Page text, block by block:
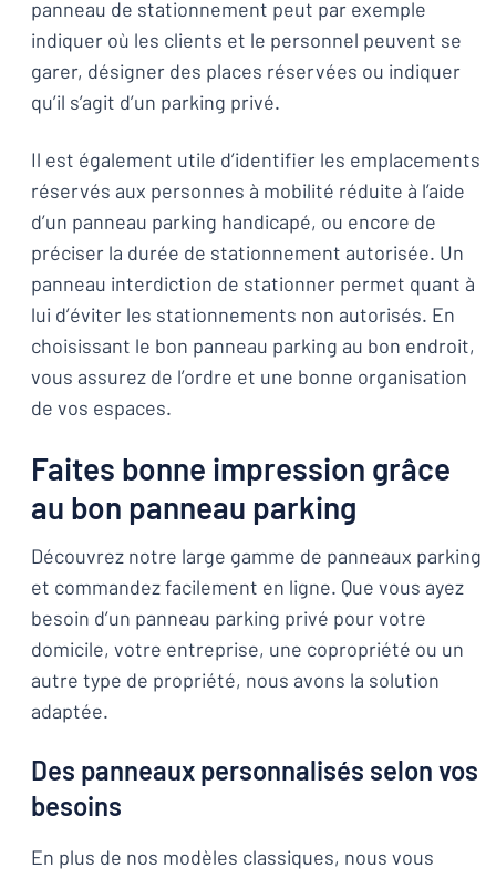
panneau de stationnement peut par exemple
indiquer où les clients et le personnel peuvent se
garer, désigner des places réservées ou indiquer
qu’il s’agit d’un parking privé.
Il est également utile d’identifier les emplacements
réservés aux personnes à mobilité réduite à l’aide
d’un panneau parking handicapé, ou encore de
préciser la durée de stationnement autorisée. Un
panneau interdiction de stationner permet quant à
lui d’éviter les stationnements non autorisés. En
choisissant le bon panneau parking au bon endroit,
vous assurez de l’ordre et une bonne organisation
de vos espaces.
Faites bonne impression grâce
au bon panneau parking
Découvrez notre large gamme de panneaux parking
et commandez facilement en ligne. Que vous ayez
besoin d’un panneau parking privé pour votre
domicile, votre entreprise, une copropriété ou un
autre type de propriété, nous avons la solution
adaptée.
Des panneaux personnalisés selon vos
besoins
En plus de nos modèles classiques, nous vous